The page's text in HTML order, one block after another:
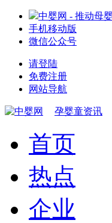
中婴网 - 推动母
手机移动版
微信公众号
请登陆
免费注册
网站导航
孕婴童资讯
首页
热点
企业